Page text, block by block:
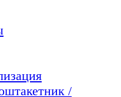
/